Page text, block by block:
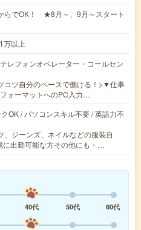
らでOK！ ★8月～、9月～スタート
以上
レフォンオペレーター・コールセン
コツ自分のペースで働ける！>▼仕事
ォーマットへのPC入力…
OK / パソコンスキル不要 / 英語力不
ジーンズ、ネイルなどの服装自
出勤可能な方その他にも・…
40代 50代
60代